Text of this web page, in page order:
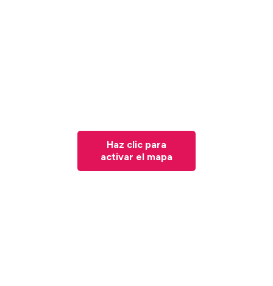
Haz clic para
activar el mapa